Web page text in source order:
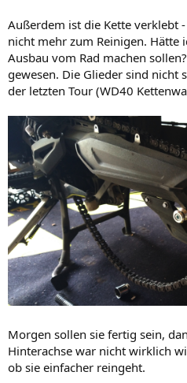
Außerdem ist die Kette verklebt
nicht mehr zum Reinigen. Hätte
Ausbau vom Rad machen
gewesen. Die Glieder sind nicht
der letzten Tour (WD40
Morgen sollen sie fertig sein,
Hinterachse war nicht wirklich
ob sie einfacher reingeht.